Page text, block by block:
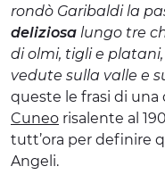
rondò Garibaldi la
deliziosa lungo tre
di olmi, tigli e
vedute sulla valle e
queste le frasi di una
Cuneo risalente al
tutt’ora per definire
Angeli.